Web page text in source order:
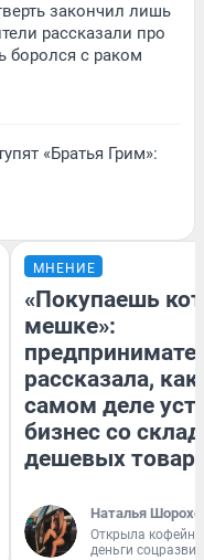
закончил лишь
рассказали про
боролся с раком
«Братья Грим»:
МНЕНИЕ
«Покупаешь
мешке»:
рассказала, как
самом деле
бизнес со
дешевых
Наталья
Открыла
деньги